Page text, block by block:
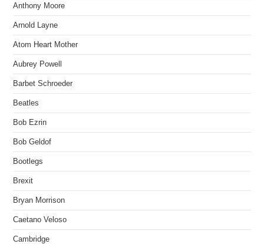
Anthony Moore
Arnold Layne
Atom Heart Mother
Aubrey Powell
Barbet Schroeder
Beatles
Bob Ezrin
Bob Geldof
Bootlegs
Brexit
Bryan Morrison
Caetano Veloso
Cambridge